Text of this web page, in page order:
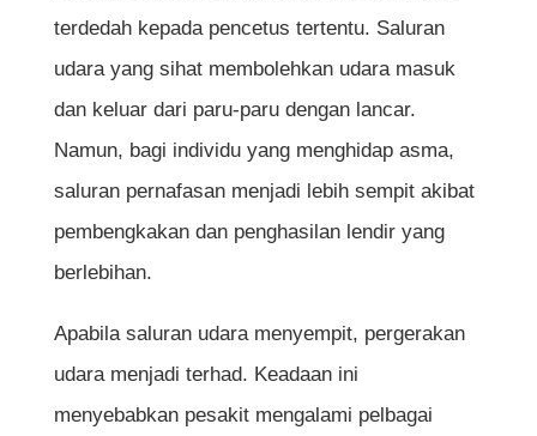
5. Mudah Penat
Ujian Alahan
Cara Rawatan Penyakit Asma
terdedah kepada pencetus tertentu. Saluran
udara yang sihat membolehkan udara masuk
dan keluar dari paru-paru dengan lancar.
Namun, bagi individu yang menghidap asma,
saluran pernafasan menjadi lebih sempit akibat
pembengkakan dan penghasilan lendir yang
berlebihan.
Apabila saluran udara menyempit, pergerakan
udara menjadi terhad. Keadaan ini
menyebabkan pesakit mengalami pelbagai